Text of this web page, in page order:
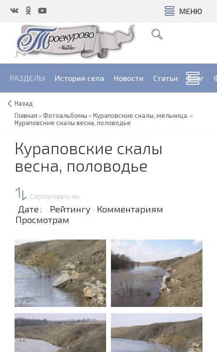
МЕНЮ
РАЗДЕЛЫ История села Новости Cтатьи Блог
Назад
Главная »Фотоальбомы »Кураповские скалы, мельница. »
Кураповские скалы весна, половодье
Кураповские скалы
весна, половодье
Сортировать по:
Дате · Рейтингу · Комментариям ·
Просмотрам